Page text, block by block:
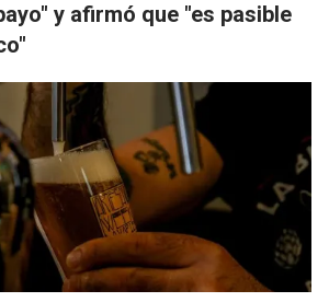
y afirmó que "es pasible